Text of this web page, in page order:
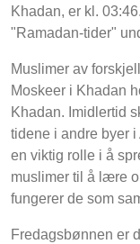
Khadan, er kl.
"Ramadan-tider"
Muslimer av
Moskeer i Khadan
Khadan. Imidlertid
tidene i andre byer
en viktig rolle i å
muslimer til å lære
fungerer de som
Fredagsbønnen er